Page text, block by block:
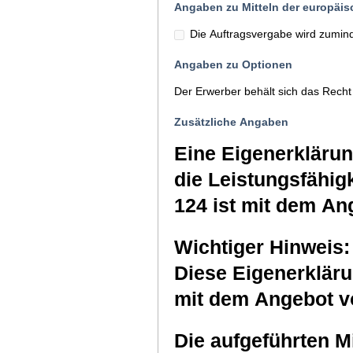
Angaben zu Mitteln der
Die Auftragsvergabe wird
Angaben zu Optionen
Der Erwerber behält sich das
Zusätzliche Angaben
Eine
die
124 ist mit dem
Wichtiger Hinweis:
Diese
mit dem Angebot
Die aufgeführten